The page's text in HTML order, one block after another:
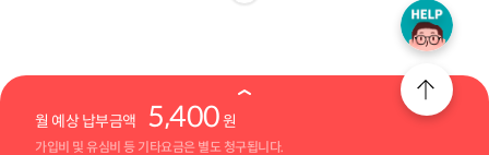
월 예상 납부금액 5,400원
가입비 및 유심비 등 기타요금은 별도 청구됩니다.